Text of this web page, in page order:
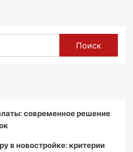
Поиск
современное решение
в новостройке: критерии